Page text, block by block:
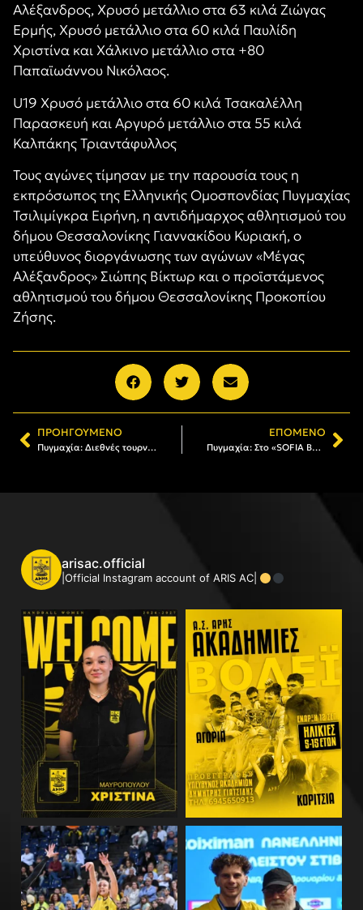
Αλέξανδρος, Χρυσό μετάλλιο στα 63 κιλά Ζιώγας
Ερμής, Χρυσό μετάλλιο στα 60 κιλά Παυλίδη
Χριστίνα και Χάλκινο μετάλλιο στα +80
Παπαϊωάννου Νικόλαος.
U19 Χρυσό μετάλλιο στα 60 κιλά Τσακαλέλλη
Παρασκευή και Αργυρό μετάλλιο στα 55 κιλά
Καλπάκης Τριαντάφυλλος
Τους αγώνες τίμησαν με την παρουσία τους η
εκπρόσωπος της Ελληνικής Ομοσπονδίας Πυγμαχίας
Τσιλιμίγκρα Ειρήνη, η αντιδήμαρχος αθλητισμού του
δήμου Θεσσαλονίκης Γιαννακίδου Κυριακή, ο
υπεύθυνος διοργάνωσης των αγώνων «Μέγας
Αλέξανδρος» Σιώπης Βίκτωρ και ο προϊστάμενος
αθλητισμού του δήμου Θεσσαλονίκης Προκοπίου
Ζήσης.
ΠΡΟΗΓΟΎΜΕΝΟ
Πυγμαχία: Διεθνές τουρνουά «Μέγας Αλέξανδρος», στο «Μιχαήλ Μπογδάνος»
ΕΠΌΜΕΝΟ
Πυγμαχία: Στο «SOFIA BOXING CUP» οι Αλ. Κωνσταντινούδης και Ζιώγας
arisac.official
|Official Instagram account of ARIS AC|